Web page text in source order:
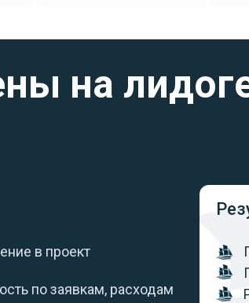
по заявкам, расходам
в проект
на